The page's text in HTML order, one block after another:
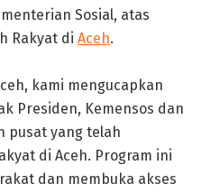
Sosial, atas
Rakyat di Aceh.
kami mengucapkan
Presiden, Kemensos dan
pusat yang telah
di Aceh. Program ini
dan membuka akses